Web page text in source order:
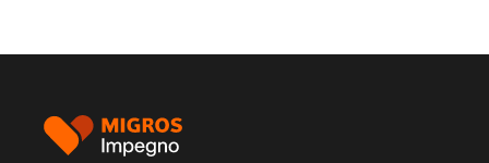
pagina